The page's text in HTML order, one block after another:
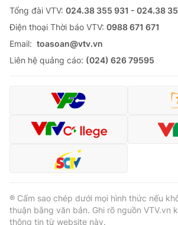
Tổng đài VTV: 024.38 355 931 - 024.38
Ðiện thoại Thời báo VTV: 0988 671 671
Email: toasoan@vtv.vn
Liên hệ quảng cáo: (024) 626 79595
® Cấm sao chép dưới mọi hình thức nếu
thuận bằng văn bản. Ghi rõ nguồn VTV.vn
thông tin từ website này.